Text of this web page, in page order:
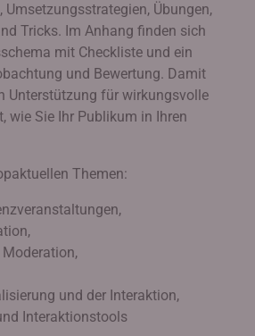
Übungen,
Tricks. Im Anhang finden sich
mit Checkliste und ein
und Bewertung. Damit
Unterstützung für wirkungsvolle
wie Sie Ihr Publikum in Ihren
Themen:
und der Interaktion,
Interaktionstools